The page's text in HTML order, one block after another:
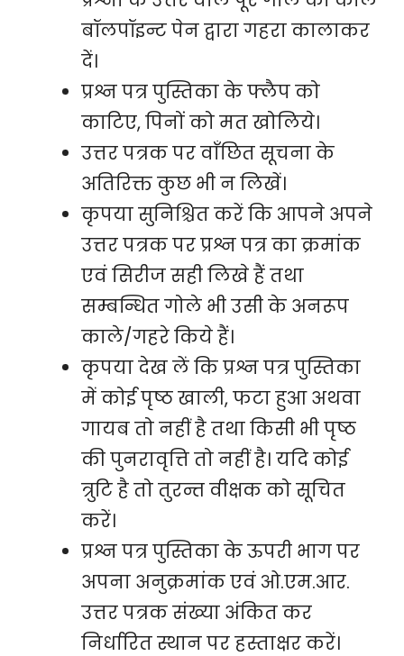
बॉलपॉइन्ट पेन द्वारा गहरा कालाकर
दें।
प्रश्न पत्र पुस्तिका के फ्लैप को
काटिए, पिनों को मत खोलिये।
उत्तर पत्रक पर वाँछित सूचना के
अतिरिक्त कुछ भी न लिखें।
कृपया सुनिश्चित करें कि आपने अपने
उत्तर पत्रक पर प्रश्न पत्र का क्रमांक
एवं सिरीज सही लिखे हैं तथा
सम्बन्धित गोले भी उसी के अनरूप
काले/गहरे किये हैं।
कृपया देख लें कि प्रश्न पत्र पुस्तिका
में कोई पृष्ठ खाली, फटा हुआ अथवा
गायब तो नहीं है तथा किसी भी पृष्ठ
की पुनरावृत्ति तो नहीं है। यदि कोई
त्रुटि है तो तुरन्त वीक्षक को सूचित
करें।
प्रश्न पत्र पुस्तिका के ऊपरी भाग पर
अपना अनुक्रमांक एवं ओ.एम.आर.
उत्तर पत्रक संख्या अंकित कर
निर्धारित स्थान पर हस्ताक्षर करें।